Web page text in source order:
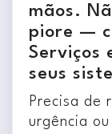
mãos.
piore —
Serviços
seus
Precisa de
urgência